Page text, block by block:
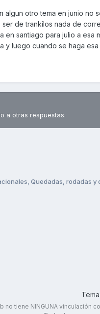
algun otro tema en junio no
de trankilos nada de
en santiago para julio a
y luego cuando se haga esa
a otras respuestas.
Quedadas, rodadas y
Tema
no tiene NINGUNA vinculación